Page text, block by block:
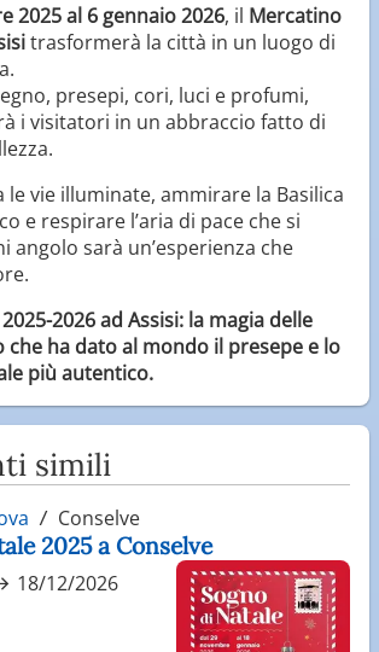
2025 al 6 gennaio 2026, il Mercatino
trasformerà la città in un luogo di
presepi, cori, luci e profumi,
i visitatori in un abbraccio fatto di
le vie illuminate, ammirare la Basilica
e respirare l’aria di pace che si
angolo sarà un’esperienza che
2026 ad Assisi: la magia delle
che ha dato al mondo il presepe e lo
più autentico.
simili
Conselve
2025 a Conselve
18/12/2026